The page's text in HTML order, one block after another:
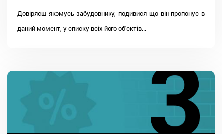
Довіряєш якомусь забудовнику, подивися що він пропонує в
даний момент, у списку всіх його об'єктів...